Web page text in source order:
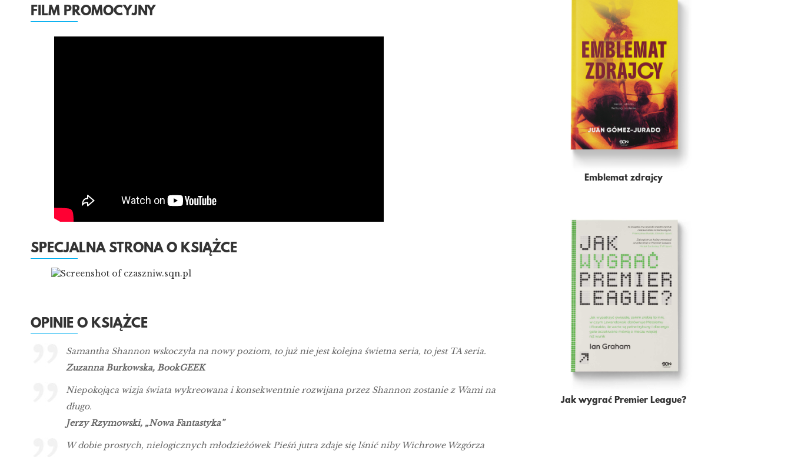
FILM PROMOCYJNY
SPECJALNA STRONA O KSIĄŻCE
OPINIE O KSIĄŻCE
Samantha Shannon wskoczyła na nowy poziom, to już nie jest kolejna świetna seria, to jest TA seria.
Zuzanna Burkowska, BookGEEK
Niepokojąca wizja świata wykreowana i konsekwentnie rozwijana przez Shannon zostanie z Wami na
długo.
Jerzy Rzymowski, „Nowa Fantastyka”
W dobie prostych, nielogicznych młodzieżówek Pieśń jutra zdaje się lśnić niby Wichrowe Wzgórza
Emblemat zdrajcy
Jak wygrać Premier League?